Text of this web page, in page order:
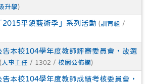
升學)
2015平鎮藝術季」系列活動 (訓育組 /
告本校104學年度教師評審委員會，改選
( 人事主任 / 1302 / 校園公佈欄 )
告本校104學年度教師成績考核委員會，